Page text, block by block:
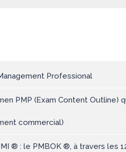
Professional
PMP (Exam Content Outline)
commercial)
® : le PMBOK ®, à travers les